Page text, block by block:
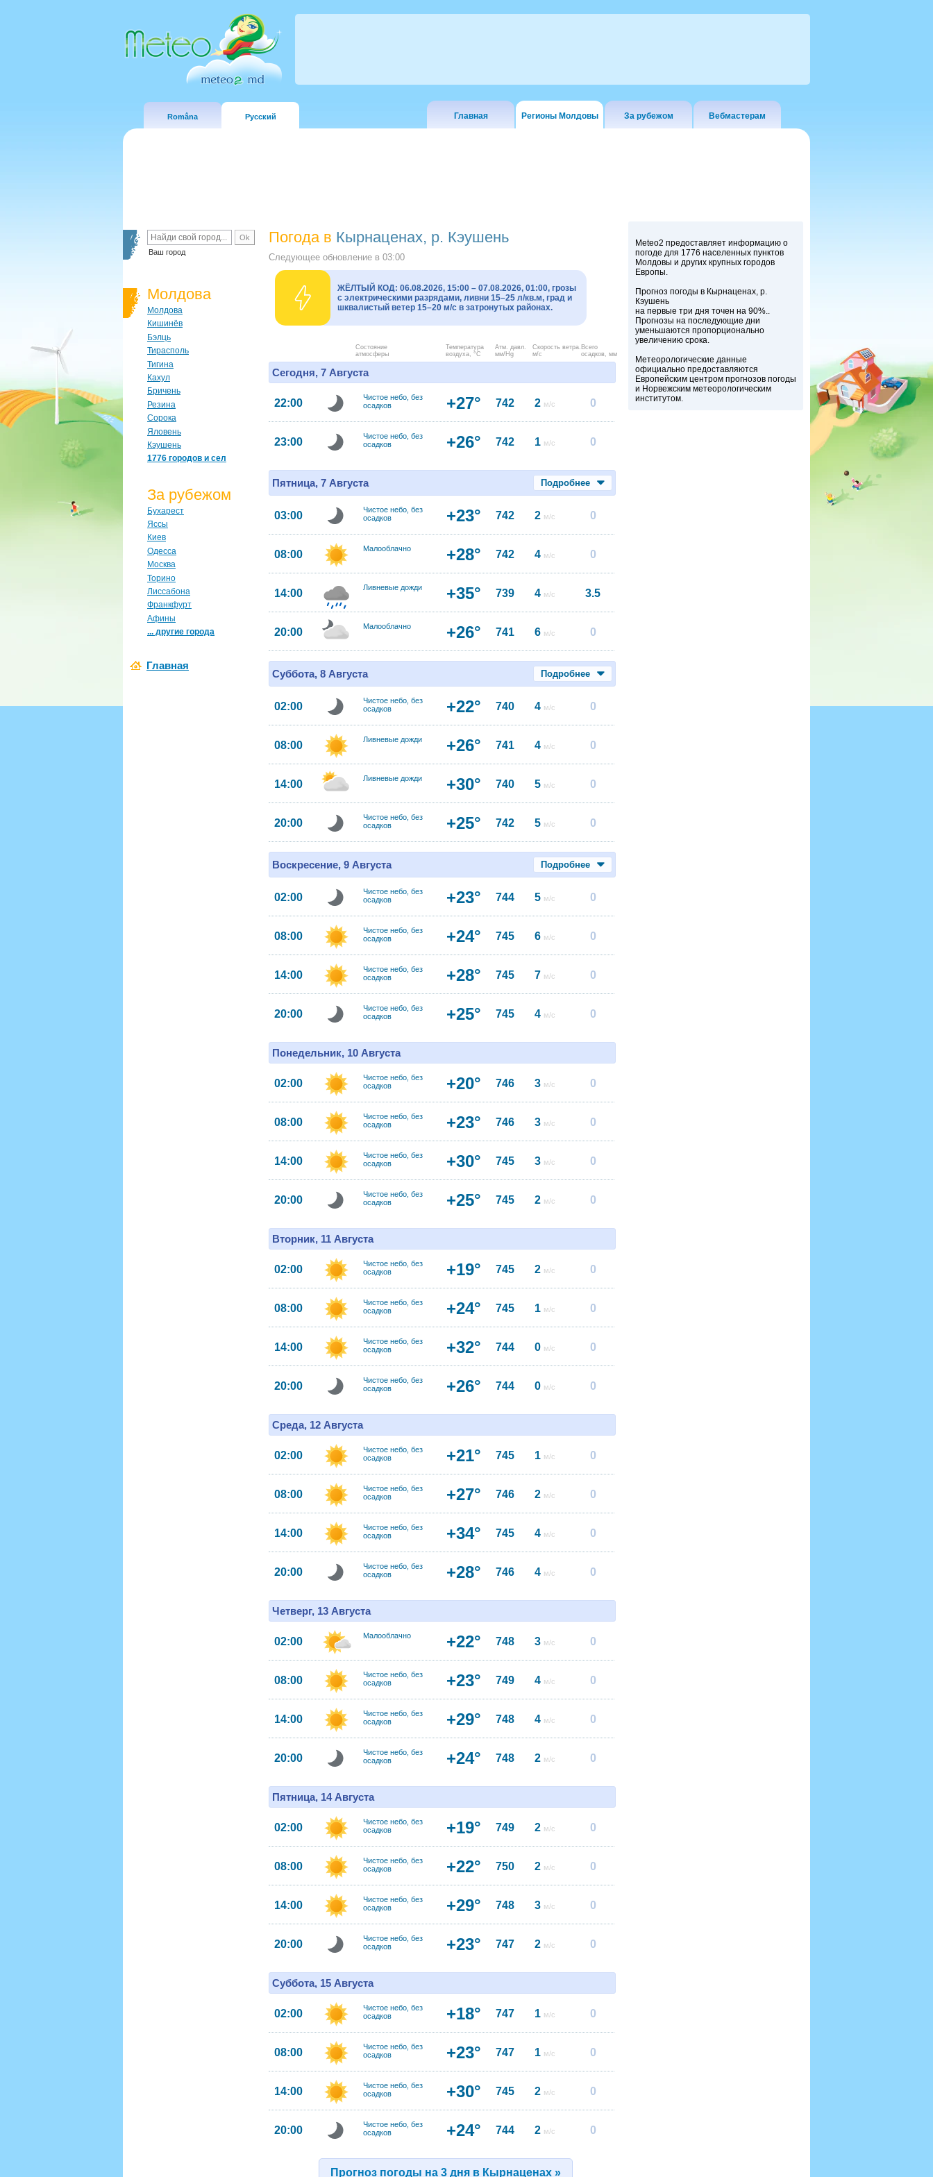
Româna Русский Главная Регионы Молдовы За рубежом Вебмастерам
Ваш город
Молдова
Молдова
Кишинёв
Бэлць
Тирасполь
Тигина
Кахул
Бричень
Резина
Сорока
Яловень
Кэушень
1776 городов и сел
За рубежом
Бухарест
Яссы
Киев
Одесса
Москва
Торино
Лиссабона
Франкфурт
Афины
... другие города
Главная
Погода в Кырнаценах, р. Кэушень
Следующее обновление в 03:00
ЖЁЛТЫЙ КОД: 06.08.2026, 15:00 – 07.08.2026, 01:00, грозы
с электрическими разрядами, ливни 15–25 л/кв.м, град и
шквалистый ветер 15–20 м/с в затронутых районах.
Состояние
атмосферы
Температура
воздуха, °C
Атм. давл.
мм/Hg
Скорость ветра.
м/с
Всего
осадков, мм
Сегодня, 7 Августа
22:00
Чистое небо, без
осадков
+27° 742 2 м/с 0
23:00
Чистое небо, без
осадков
+26° 742 1 м/с 0
Пятница, 7 Августа Подробнее
03:00
Чистое небо, без
осадков
+23° 742 2 м/с 0
08:00 Малооблачно +28° 742 4 м/с 0
14:00 Ливневые дожди +35° 739 4 м/с 3.5
20:00 Малооблачно +26° 741 6 м/с 0
Суббота, 8 Августа Подробнее
02:00
Чистое небо, без
осадков
+22° 740 4 м/с 0
08:00 Ливневые дожди +26° 741 4 м/с 0
14:00 Ливневые дожди +30° 740 5 м/с 0
20:00
Чистое небо, без
осадков
+25° 742 5 м/с 0
Воскресение, 9 Августа Подробнее
02:00
Чистое небо, без
осадков
+23° 744 5 м/с 0
08:00
Чистое небо, без
осадков
+24° 745 6 м/с 0
14:00
Чистое небо, без
осадков
+28° 745 7 м/с 0
20:00
Чистое небо, без
осадков
+25° 745 4 м/с 0
Понедельник, 10 Августа
02:00
Чистое небо, без
осадков
+20° 746 3 м/с 0
08:00
Чистое небо, без
осадков
+23° 746 3 м/с 0
14:00
Чистое небо, без
осадков
+30° 745 3 м/с 0
20:00
Чистое небо, без
осадков
+25° 745 2 м/с 0
Вторник, 11 Августа
02:00
Чистое небо, без
осадков
+19° 745 2 м/с 0
08:00
Чистое небо, без
осадков
+24° 745 1 м/с 0
14:00
Чистое небо, без
осадков
+32° 744 0 м/с 0
20:00
Чистое небо, без
осадков
+26° 744 0 м/с 0
Среда, 12 Августа
02:00
Чистое небо, без
осадков
+21° 745 1 м/с 0
08:00
Чистое небо, без
осадков
+27° 746 2 м/с 0
14:00
Чистое небо, без
осадков
+34° 745 4 м/с 0
20:00
Чистое небо, без
осадков
+28° 746 4 м/с 0
Четверг, 13 Августа
02:00 Малооблачно +22° 748 3 м/с 0
08:00
Чистое небо, без
осадков
+23° 749 4 м/с 0
14:00
Чистое небо, без
осадков
+29° 748 4 м/с 0
20:00
Чистое небо, без
осадков
+24° 748 2 м/с 0
Пятница, 14 Августа
02:00
Чистое небо, без
осадков
+19° 749 2 м/с 0
08:00
Чистое небо, без
осадков
+22° 750 2 м/с 0
14:00
Чистое небо, без
осадков
+29° 748 3 м/с 0
20:00
Чистое небо, без
осадков
+23° 747 2 м/с 0
Суббота, 15 Августа
02:00
Чистое небо, без
осадков
+18° 747 1 м/с 0
08:00
Чистое небо, без
осадков
+23° 747 1 м/с 0
14:00
Чистое небо, без
осадков
+30° 745 2 м/с 0
20:00
Чистое небо, без
осадков
+24° 744 2 м/с 0
Прогноз погоды на 3 дня в Кырнаценах »
Meteo2 предоставляет информацию о
погоде для 1776 населенных пунктов
Молдовы и других крупных городов
Европы.
Прогноз погоды в Кырнаценах, р.
Кэушень
на первые три дня точен на 90%..
Прогнозы на последующие дни
уменьшаются пропорционально
увеличению срока.
Метеорологические данные
официально предоставляются
Европейским центром прогнозов погоды
и Норвежским метеорологическим
институтом.